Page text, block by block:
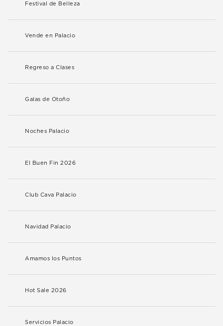
Festival de Belleza
Vende en Palacio
Regreso a Clases
Galas de Otoño
Noches Palacio
El Buen Fin 2026
Club Cava Palacio
Navidad Palacio
Amamos los Puntos
Hot Sale 2026
Servicios Palacio